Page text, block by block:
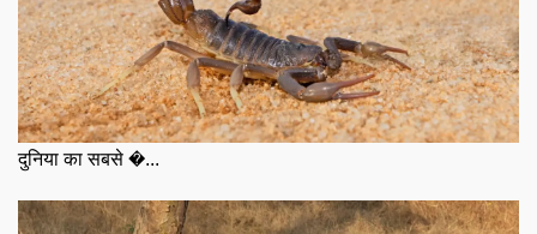
दुनिया का सबसे �...